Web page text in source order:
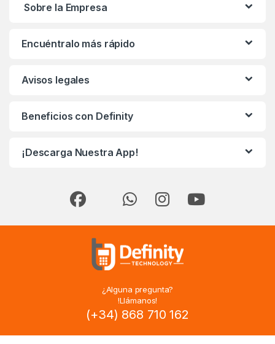
Sobre la Empresa
Encuéntralo más rápido
Avisos legales
Beneficios con Definity
¡Descarga Nuestra App!
¿Alguna pregunta?
!Llámanos!
(+34) 868 710 162